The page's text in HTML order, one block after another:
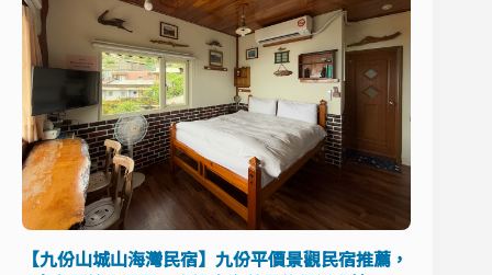
【九份山城山海灣民宿】九份平價景觀民宿推薦，